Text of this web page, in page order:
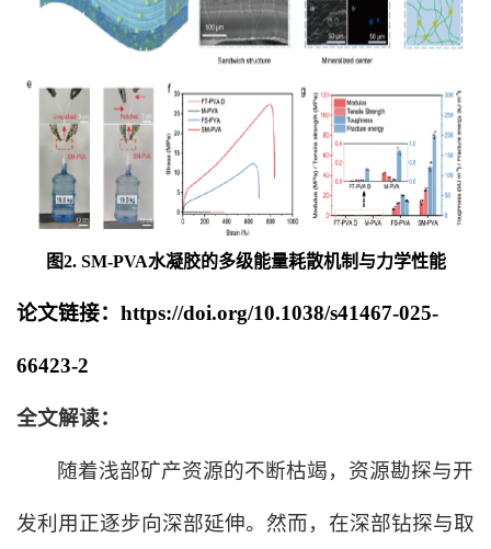
图2. SM-PVA水凝胶的多级能量耗散机制与力学性能
论文链接： https://doi.org/10.1038/s41467-025-
66423-2
全文解读：
随着浅部矿产资源的不断枯竭，资源勘探与开
发利用正逐步向深部延伸。然而，在深部钻探与取